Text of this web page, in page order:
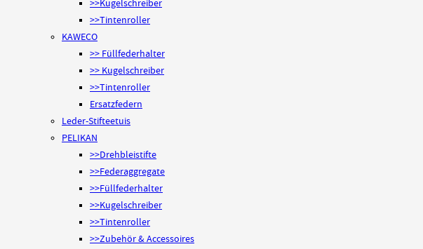
>>Kugelschreiber
>>Tintenroller
KAWECO
>> Füllfederhalter
>> Kugelschreiber
>>Tintenroller
Ersatzfedern
Leder-Stifteetuis
PELIKAN
>>Drehbleistifte
>>Federaggregate
>>Füllfederhalter
>>Kugelschreiber
>>Tintenroller
>>Zubehör & Accessoires